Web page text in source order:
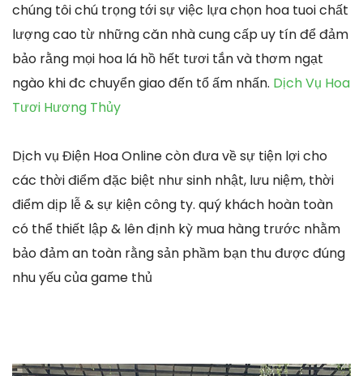
chúng tôi chú trọng tới sự việc lựa chọn hoa tuoi chất
lượng cao từ những căn nhà cung cấp uy tín để đảm
bảo rằng mọi hoa lá hồ hết tươi tắn và thơm ngạt
ngào khi đc chuyển giao đến tổ ấm nhấn. Dịch Vụ Hoa
Tươi Hương Thủy
Dịch vụ Điện Hoa Online còn đưa về sự tiện lợi cho
các thời điểm đặc biệt như sinh nhật, lưu niệm, thời
điểm dịp lễ & sự kiện công ty. quý khách hoàn toàn
có thể thiết lập & lên định kỳ mua hàng trước nhằm
bảo đảm an toàn rằng sản phầm bạn thu được đúng
nhu yếu của game thủ